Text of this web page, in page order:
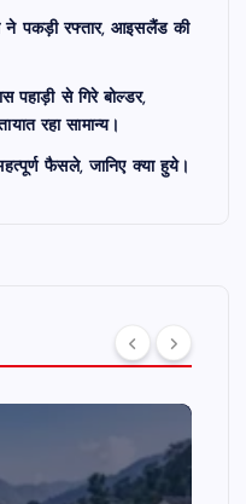
ने पकड़ी रफ्तार, आइसलैंड की
पहाड़ी से गिरे बोल्डर,
रहा सामान्य।
फैसले, जानिए क्या हुये।